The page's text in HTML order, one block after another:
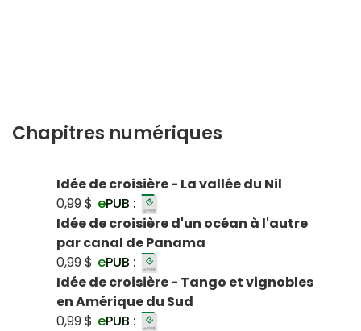
Chapitres numériques
Idée de croisière - La vallée du Nil
0,99 $ ePUB :
Idée de croisière d'un océan à l'autre
par canal de Panama
0,99 $ ePUB :
Idée de croisière - Tango et vignobles
en Amérique du Sud
0,99 $ ePUB :